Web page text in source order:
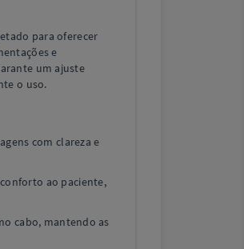
para oferecer
e
um ajuste
o uso.
com clareza e
ao paciente,
cabo, mantendo as